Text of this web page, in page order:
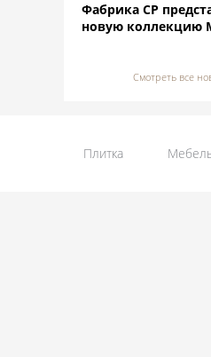
Фабрика CP
новую коллекцию
Смотреть все
Плитка